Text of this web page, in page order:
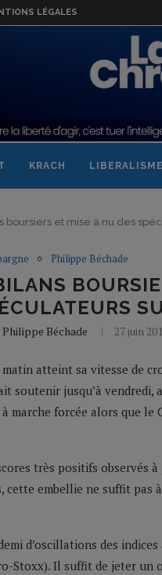
LÉGALES
KRACH LIBERALISME
boursiers et mise à nu des
Philippe Béchade
Philippe Béchade 27 juin
atteint sa vitesse de
soutenir jusqu’à vendredi,
marche forcée alors que le
très positifs observés
embellie ne suffit pas
d’oscillations des
Stoxx). Il suffit de jeter un